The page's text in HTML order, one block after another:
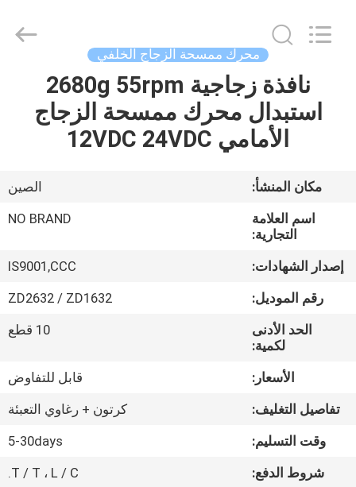
المنزل
المنتجات
معلومات
جولة
المصنع
مراقبة
الجودة
اتصل
International
محرك ممسحة الزجاج الخلفي
نافذة زجاجية 2680g 55rpm
استبدال محرك ممسحة الزجاج
الأمامي 12VDC 24VDC
مكان المنشأ:
الصين
اسم العلامة
التجارية:
NO BRAND
إصدار الشهادات:
IS9001,CCC
رقم الموديل:
ZD2632 / ZD1632
الحد الأدنى
لكمية:
10 قطع
الأسعار:
قابل للتفاوض
تفاصيل التغليف:
كرتون + رغاوي التعبئة
وقت التسليم:
5-30days
شروط الدفع:
T / T ، L / C.